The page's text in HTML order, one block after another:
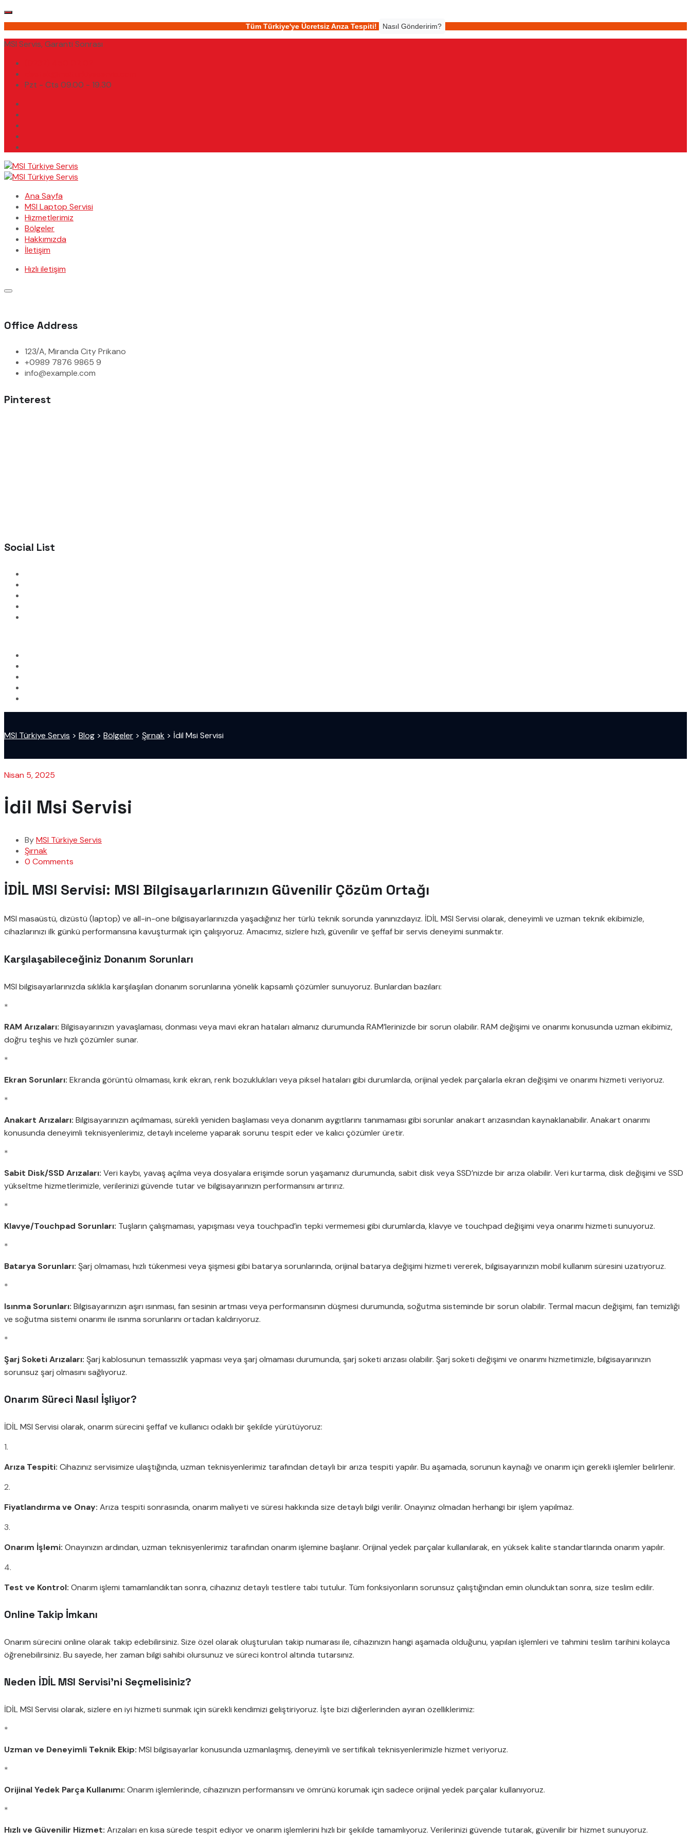
Tüm Türkiye'ye Ücretsiz Arıza Tespiti! Nasıl Gönderirim?
MSI Servis, Garanti Sonrası
Pzt - Cts 09.00 - 19.30
Ana Sayfa
MSI Laptop Servisi
Hizmetlerimiz
Bölgeler
Hakkımızda
İletişim
Hızlı iletişim
Office Address
123/A, Miranda City Prikano
+0989 7876 9865 9
info@example.com
Pinterest
Social List
MSI Türkiye Servis > Blog > Bölgeler > Şırnak > İdil Msi Servisi
Nisan 5, 2025
İdil Msi Servisi
ByMSI Türkiye Servis
Şırnak
0 Comments
İDİL MSI Servisi: MSI Bilgisayarlarınızın Güvenilir Çözüm Ortağı
MSI masaüstü, dizüstü (laptop) ve all-in-one bilgisayarlarınızda yaşadığınız her türlü teknik sorunda yanınızdayız. İDİL MSI Servisi olarak, deneyimli ve uzman teknik ekibimizle,
cihazlarınızı ilk günkü performansına kavuşturmak için çalışıyoruz. Amacımız, sizlere hızlı, güvenilir ve şeffaf bir servis deneyimi sunmaktır.
Karşılaşabileceğiniz Donanım Sorunları
MSI bilgisayarlarınızda sıklıkla karşılaşılan donanım sorunlarına yönelik kapsamlı çözümler sunuyoruz. Bunlardan bazıları:
*
RAM Arızaları: Bilgisayarınızın yavaşlaması, donması veya mavi ekran hataları almanız durumunda RAM’lerinizde bir sorun olabilir. RAM değişimi ve onarımı konusunda uzman ekibimiz,
doğru teşhis ve hızlı çözümler sunar.
*
Ekran Sorunları: Ekranda görüntü olmaması, kırık ekran, renk bozuklukları veya piksel hataları gibi durumlarda, orijinal yedek parçalarla ekran değişimi ve onarımı hizmeti veriyoruz.
*
Anakart Arızaları: Bilgisayarınızın açılmaması, sürekli yeniden başlaması veya donanım aygıtlarını tanımaması gibi sorunlar anakart arızasından kaynaklanabilir. Anakart onarımı
konusunda deneyimli teknisyenlerimiz, detaylı inceleme yaparak sorunu tespit eder ve kalıcı çözümler üretir.
*
Sabit Disk/SSD Arızaları: Veri kaybı, yavaş açılma veya dosyalara erişimde sorun yaşamanız durumunda, sabit disk veya SSD’nizde bir arıza olabilir. Veri kurtarma, disk değişimi ve SSD
yükseltme hizmetlerimizle, verilerinizi güvende tutar ve bilgisayarınızın performansını artırırız.
*
Klavye/Touchpad Sorunları: Tuşların çalışmaması, yapışması veya touchpad’in tepki vermemesi gibi durumlarda, klavye ve touchpad değişimi veya onarımı hizmeti sunuyoruz.
*
Batarya Sorunları: Şarj olmaması, hızlı tükenmesi veya şişmesi gibi batarya sorunlarında, orijinal batarya değişimi hizmeti vererek, bilgisayarınızın mobil kullanım süresini uzatıyoruz.
*
Isınma Sorunları: Bilgisayarınızın aşırı ısınması, fan sesinin artması veya performansının düşmesi durumunda, soğutma sisteminde bir sorun olabilir. Termal macun değişimi, fan temizliği
ve soğutma sistemi onarımı ile ısınma sorunlarını ortadan kaldırıyoruz.
*
Şarj Soketi Arızaları: Şarj kablosunun temassızlık yapması veya şarj olmaması durumunda, şarj soketi arızası olabilir. Şarj soketi değişimi ve onarımı hizmetimizle, bilgisayarınızın
sorunsuz şarj olmasını sağlıyoruz.
Onarım Süreci Nasıl İşliyor?
İDİL MSI Servisi olarak, onarım sürecini şeffaf ve kullanıcı odaklı bir şekilde yürütüyoruz:
1.
Arıza Tespiti: Cihazınız servisimize ulaştığında, uzman teknisyenlerimiz tarafından detaylı bir arıza tespiti yapılır. Bu aşamada, sorunun kaynağı ve onarım için gerekli işlemler belirlenir.
2.
Fiyatlandırma ve Onay: Arıza tespiti sonrasında, onarım maliyeti ve süresi hakkında size detaylı bilgi verilir. Onayınız olmadan herhangi bir işlem yapılmaz.
3.
Onarım İşlemi: Onayınızın ardından, uzman teknisyenlerimiz tarafından onarım işlemine başlanır. Orijinal yedek parçalar kullanılarak, en yüksek kalite standartlarında onarım yapılır.
4.
Test ve Kontrol: Onarım işlemi tamamlandıktan sonra, cihazınız detaylı testlere tabi tutulur. Tüm fonksiyonların sorunsuz çalıştığından emin olunduktan sonra, size teslim edilir.
Online Takip İmkanı
Onarım sürecini online olarak takip edebilirsiniz. Size özel olarak oluşturulan takip numarası ile, cihazınızın hangi aşamada olduğunu, yapılan işlemleri ve tahmini teslim tarihini kolayca
öğrenebilirsiniz. Bu sayede, her zaman bilgi sahibi olursunuz ve süreci kontrol altında tutarsınız.
Neden İDİL MSI Servisi’ni Seçmelisiniz?
İDİL MSI Servisi olarak, sizlere en iyi hizmeti sunmak için sürekli kendimizi geliştiriyoruz. İşte bizi diğerlerinden ayıran özelliklerimiz:
*
Uzman ve Deneyimli Teknik Ekip: MSI bilgisayarlar konusunda uzmanlaşmış, deneyimli ve sertifikalı teknisyenlerimizle hizmet veriyoruz.
*
Orijinal Yedek Parça Kullanımı: Onarım işlemlerinde, cihazınızın performansını ve ömrünü korumak için sadece orijinal yedek parçalar kullanıyoruz.
*
Hızlı ve Güvenilir Hizmet: Arızaları en kısa sürede tespit ediyor ve onarım işlemlerini hızlı bir şekilde tamamlıyoruz. Verilerinizi güvende tutarak, güvenilir bir hizmet sunuyoruz.